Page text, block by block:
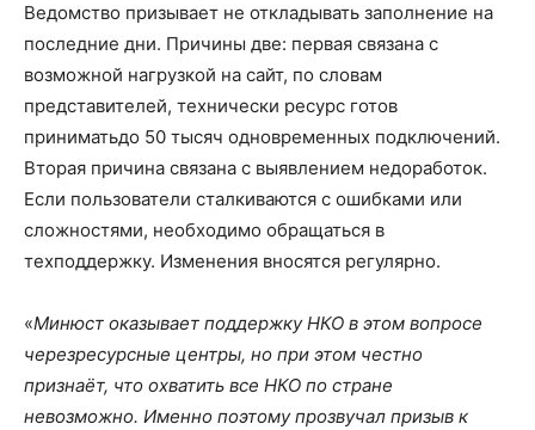
Ведомство призывает не откладывать заполнение на
последние дни. Причины две: первая связана с
возможной нагрузкой на сайт, по словам
представителей, технически ресурс готов
приниматьдо 50 тысяч одновременных подключений.
Вторая причина связана с выявлением недоработок.
Если пользователи сталкиваются с ошибками или
сложностями, необходимо обращаться в
техподдержку. Изменения вносятся регулярно.
«Минюст оказывает поддержку НКО в этом вопросе
черезресурсные центры, но при этом честно
признаёт, что охватить все НКО по стране
невозможно. Именно поэтому прозвучал призыв к